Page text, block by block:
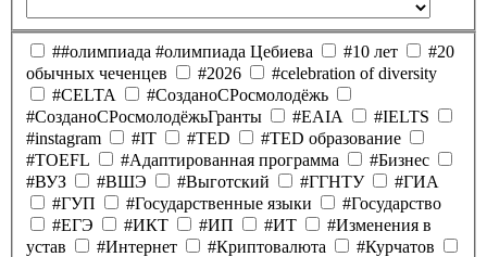
##олимпиада #олимпиада Цебиева #10 лет
#20
обычных чеченцев
#2026
#celebration of diversity
#CELTA
#CозданоCРосмолодёжь
#CозданоCРосмолодёжьГранты
#EAIA
#IELTS
#instagram
#IT #TED
#TED образование
#TOEFL
#Адаптированная программа
#Бизнес
#ВУЗ
#ВШЭ #Выготский #ГГНТУ
#ГИА
#ГУП
#Государственные языки
#Государство
#ЕГЭ
#ИКТ #ИП #ИТ
#Изменения в
устав
#Интернет #Криптовалюта
#Курчатов